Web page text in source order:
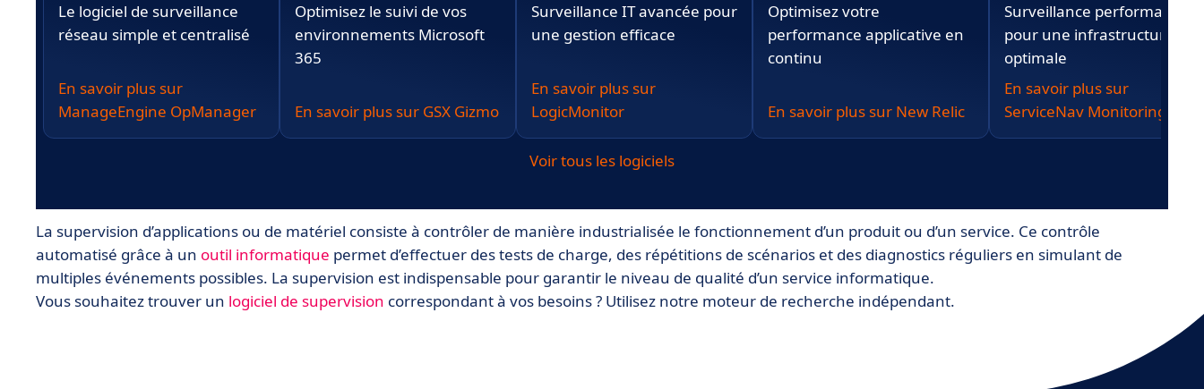
Le logiciel de surveillance
réseau simple et centralisé
En savoir plus sur
ManageEngine OpManager
Optimisez le suivi de vos
environnements Microsoft
365
En savoir plus sur GSX Gizmo
Surveillance IT avancée pour
une gestion efficace
En savoir plus sur
LogicMonitor
Optimisez votre
performance applicative en
continu
En savoir plus sur New Relic
Surveillance performante
pour une infrastructure
optimale
En savoir plus sur
ServiceNav Monitoring
Voir tous les logiciels
La supervision d’applications ou de matériel consiste à contrôler de manière industrialisée le fonctionnement d’un produit ou d’un service. Ce contrôle
automatisé grâce à un outil informatique permet d’effectuer des tests de charge, des répétitions de scénarios et des diagnostics réguliers en simulant de
multiples événements possibles. La supervision est indispensable pour garantir le niveau de qualité d’un service informatique.
Vous souhaitez trouver un logiciel de supervision correspondant à vos besoins ? Utilisez notre moteur de recherche indépendant.